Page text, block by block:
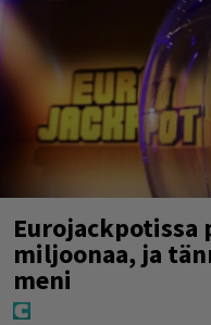
Eurojackpotissa
miljoonaa, ja
meni